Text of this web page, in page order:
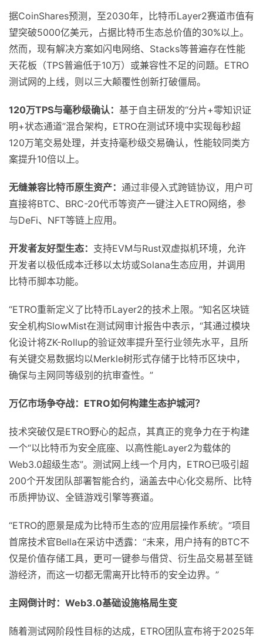
据CoinShares预测，‌至2030年，比特币Layer2赛道市值有
望突破5000亿美元，占据比特币生态总价值的30%以上‌。
然而，现有解决方案如闪电网络、Stacks等普遍存在性能
天花板（TPS普遍低于10万）或兼容性不足的问题。ETRO
测试网的上线，则以三大颠覆性创新打破僵局。
120万TPS与毫秒级确认‌： 基于自主研发的“分片+零知识证
明+状态通道”混合架构，ETRO在测试环境中实现每秒超
120万笔交易处理，并支持毫秒级交易确认，性能较同类方
案提升10倍以上。
无缝兼容比特币原生资产‌： 通过非侵入式跨链协议，用户可
直接将BTC、BRC-20代币等资产一键注入ETRO网络，参
与DeFi、NFT等链上应用。
开发者友好型生态‌： 支持EVM与Rust双虚拟机环境，允许
开发者以极低成本迁移以太坊或Solana生态应用，并调用
比特币脚本功能。
“ETRO重新定义了比特币Layer2的技术上限。”知名区块链
安全机构SlowMist在测试网审计报告中表示，“其通过模块
化设计将ZK-Rollup的验证效率提升至行业领先水平，且所
有关键交易数据均以Merkle树形式存储于比特币区块中，
确保与主网同等级别的抗审查性。”
万亿市场争夺战：ETRO如何构建生态护城河？
技术突破仅是ETRO野心的起点，其真正的竞争力在于构建
一个“以比特币为安全底座、以高性能Layer2为载体的
Web3.0超级生态”。测试网上线一个月内，ETRO已吸引超
200个开发团队部署智能合约，涵盖去中心化交易所、比特
币质押协议、全链游戏引擎等赛道。
“ETRO的愿景是成为比特币生态的‘应用层操作系统’。”项目
首席技术官Bella在采访中透露：“未来，用户持有的BTC不
仅是价值存储工具，更可一键参与借贷、衍生品交易甚至链
游经济，而这一切都无需离开比特币的安全边界。”
主网倒计时：Web3.0基础设施格局生变
随着测试网阶段性目标的达成，ETRO团队宣布将于2025年